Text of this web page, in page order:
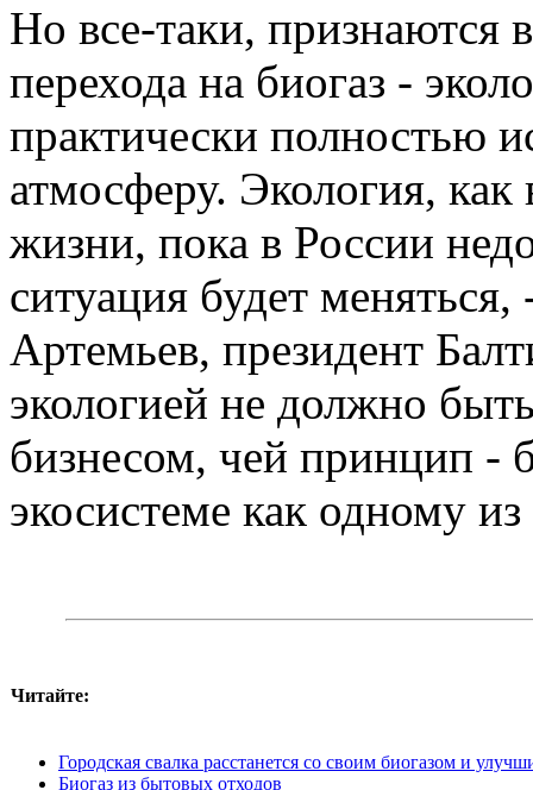
Но все-таки, признаются
перехода на биогаз -
практически полностью
атмосферу. Экология,
жизни, пока в России
ситуация будет
Артемьев, президент
экологией не должно
бизнесом, чей принцип -
экосистеме как одному
Читайте:
Городская свалка расстанется со своим биогазом и
Биогаз из бытовых отходов